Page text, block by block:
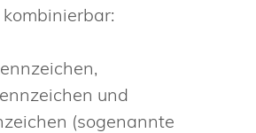
und
(sogenannte